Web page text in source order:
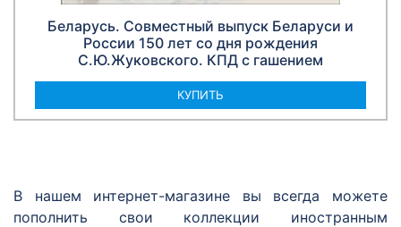
Беларусь. Совместный выпуск Беларуси и
России 150 лет со дня рождения
С.Ю.Жуковского. КПД с гашением
КУПИТЬ
В нашем интернет-магазине вы всегда можете
пополнить свои коллекции иностранным